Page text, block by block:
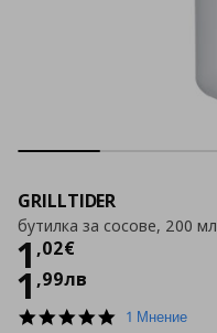
GRILLTIDER
бутилка за сосове, 200 мл
1 ,02€
Цена
1 ,99лв
5.01 Мнение